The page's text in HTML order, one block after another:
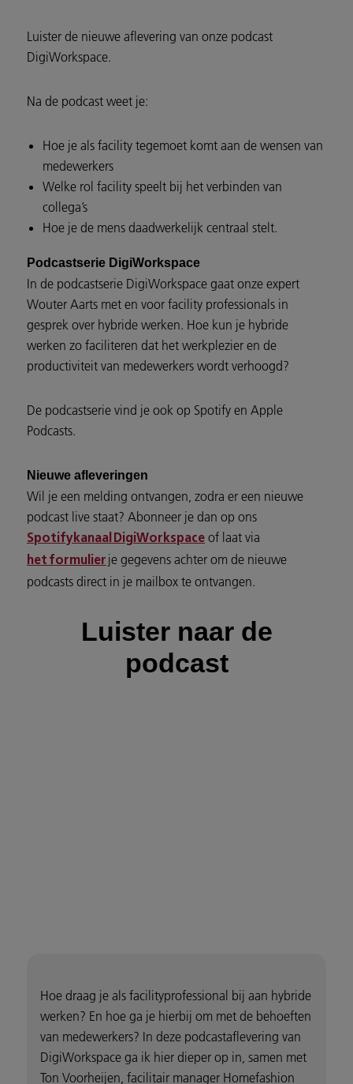
Luister de nieuwe aflevering van onze podcast
DigiWorkspace.
Na de podcast weet je:
Hoe je als facility tegemoet komt aan de wensen van
medewerkers
Welke rol facility speelt bij het verbinden van
collega’s
Hoe je de mens daadwerkelijk centraal stelt.
Podcastserie DigiWorkspace
In de podcastserie DigiWorkspace gaat onze expert
Wouter Aarts met en voor facility professionals in
gesprek over hybride werken. Hoe kun je hybride
werken zo faciliteren dat het werkplezier en de
productiviteit van medewerkers wordt verhoogd?
De podcastserie vind je ook op Spotify en Apple
Podcasts.
Nieuwe afleveringen
Wil je een melding ontvangen, zodra er een nieuwe
podcast live staat? Abonneer je dan op ons
Spotifykanaal DigiWorkspace of laat via
het formulier je gegevens achter om de nieuwe
podcasts direct in je mailbox te ontvangen.
Luister naar de
podcast
Hoe draag je als facilityprofessional bij aan hybride
werken? En hoe ga je hierbij om met de behoeften
van medewerkers? In deze podcastaflevering van
DigiWorkspace ga ik hier dieper op in, samen met
Ton Voorheijen, facilitair manager Homefashion